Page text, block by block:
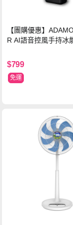
【團購優惠】
R AI語音控風手持冰
$799
免運